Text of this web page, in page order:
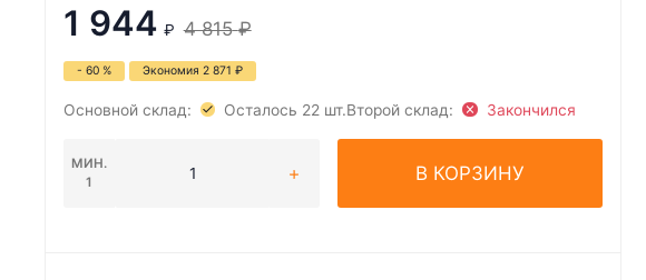
1 944 ₽ 4 815 ₽
- 60 % Экономия 2 871 ₽
Основной склад: Осталось 22 шт.Второй склад: Закончился
МИН.
1
В КОРЗИНУ